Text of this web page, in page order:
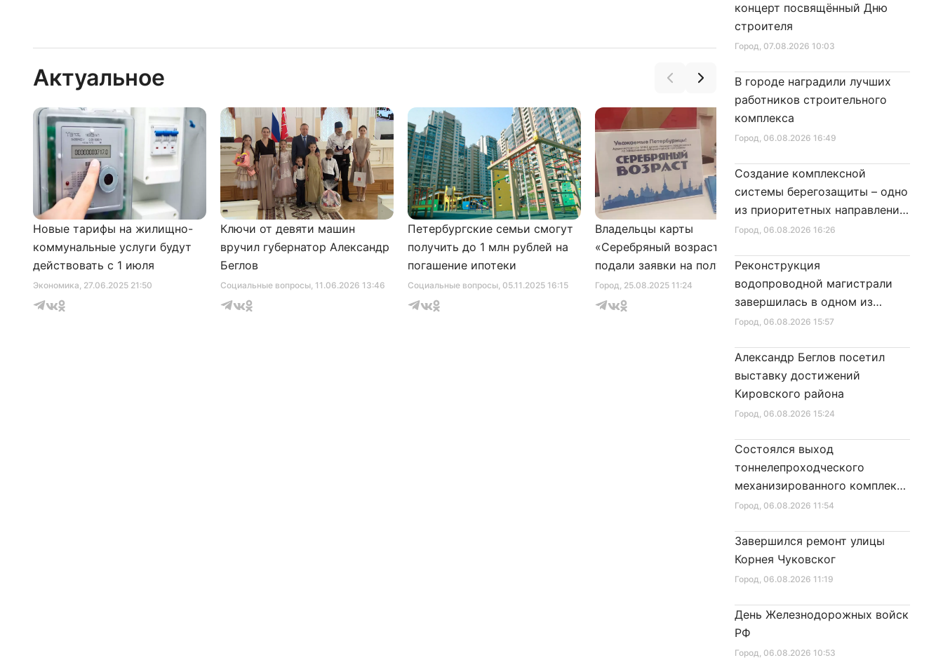
Актуальное
Экономика, 27.06.2025 21:50
Новые тарифы на жилищно-
коммунальные услуги будут
действовать с 1 июля
Социальные вопросы, 11.06.2026 13:46
Ключи от девяти машин
вручил губернатор Александр
Беглов
Социальные вопросы, 05.11.2025 16:15
Петербургские семьи смогут
получить до 1 млн рублей на
погашение ипотеки
Город, 25.08.2025 11:24
Владельцы карты
«Серебряный возраст»
подали заявки на получение
сертификата для посещения
музеев
Город, 10.01.2026 16:46
Александр Беглов подписал
в Закон Санкт‑Петербурга
«Социальный кодекс
Санкт‑Петербурга»
Город, 07.08.2026 10:03
концерт посвящённый Дню
строителя
Город, 06.08.2026 16:49
В городе наградили лучших
работников строительного
комплекса
Город, 06.08.2026 16:26
Создание комплексной
системы берегозащиты – одно
из приоритетных направлений
развития Петербурга
Город, 06.08.2026 15:57
Реконструкция
водопроводной магистрали
завершилась в одном из
районов города
Город, 06.08.2026 15:24
Александр Беглов посетил
выставку достижений
Кировского района
Город, 06.08.2026 11:54
Состоялся выход
тоннелепроходческого
механизированного комплекса
«Надежда» на поверхность
Город, 06.08.2026 11:19
Завершился ремонт улицы
Корнея Чуковског
Город, 06.08.2026 10:53
День Железнодорожных войск
РФ